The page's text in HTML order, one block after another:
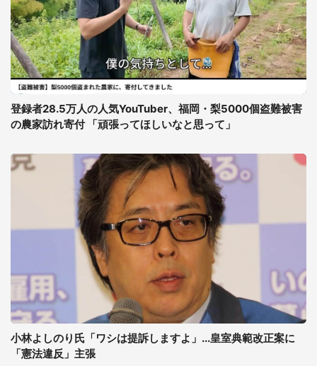
登録者28.5万人の人気YouTuber、福岡・梨5000個盗難被害
の農家訪れ寄付 「頑張ってほしいなと思って」
小林よしのり氏「ワシは提訴しますよ」...皇室典範改正案に
「憲法違反」主張